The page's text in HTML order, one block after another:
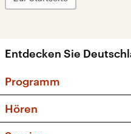
Entdecken Sie
Programm
Sendungen und
Hören